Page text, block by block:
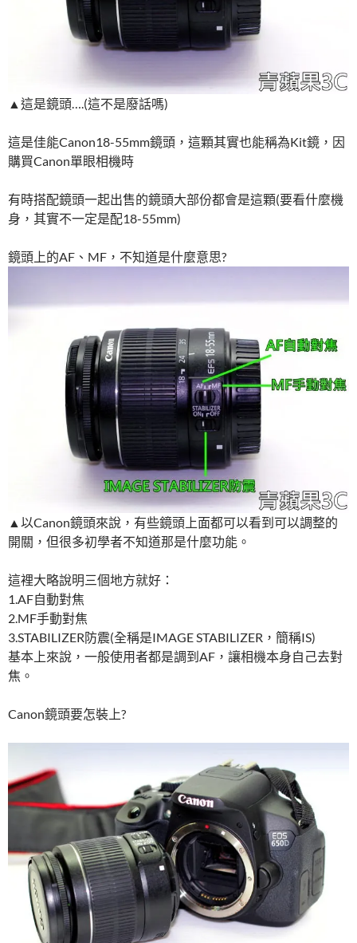
▲這是鏡頭….(這不是廢話嗎)
這是佳能Canon18-55mm鏡頭，這顆其實也能稱為Kit鏡，因
購買Canon單眼相機時
有時搭配鏡頭一起出售的鏡頭大部份都會是這顆(要看什麼機
身，其實不一定是配18-55mm)
鏡頭上的AF、MF，不知道是什麼意思?
▲以Canon鏡頭來說，有些鏡頭上面都可以看到可以調整的
開關，但很多初學者不知道那是什麼功能。
這裡大略說明三個地方就好：
1.AF自動對焦
2.MF手動對焦
3.STABILIZER防震(全稱是IMAGE STABILIZER，簡稱IS)
基本上來說，一般使用者都是調到AF，讓相機本身自己去對
焦。
Canon鏡頭要怎裝上?